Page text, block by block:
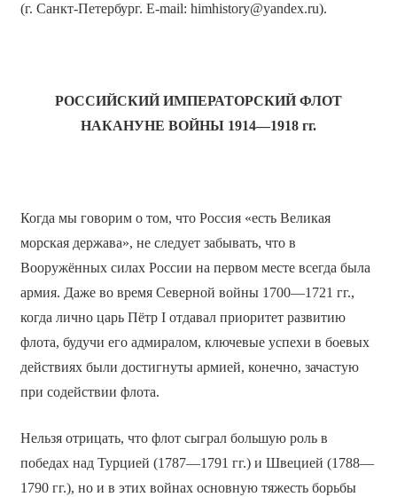
(г. Санкт-Петербург. E-mail: himhistory@yandex.ru).
РОССИЙСКИЙ ИМПЕРАТОРСКИЙ ФЛОТ
НАКАНУНЕ ВОЙНЫ 1914—1918 гг.
Когда мы говорим о том, что Россия «есть Великая
морская держава», не следует забывать, что в
Вооружённых силах России на первом месте всегда была
армия. Даже во время Северной войны 1700—1721 гг.,
когда лично царь Пётр I отдавал приоритет развитию
флота, будучи его адмиралом, ключевые успехи в боевых
действиях были достигнуты армией, конечно, зачастую
при содействии флота.
Нельзя отрицать, что флот сыграл большую роль в
победах над Турцией (1787—1791 гг.) и Швецией (1788—
1790 гг.), но и в этих войнах основную тяжесть борьбы